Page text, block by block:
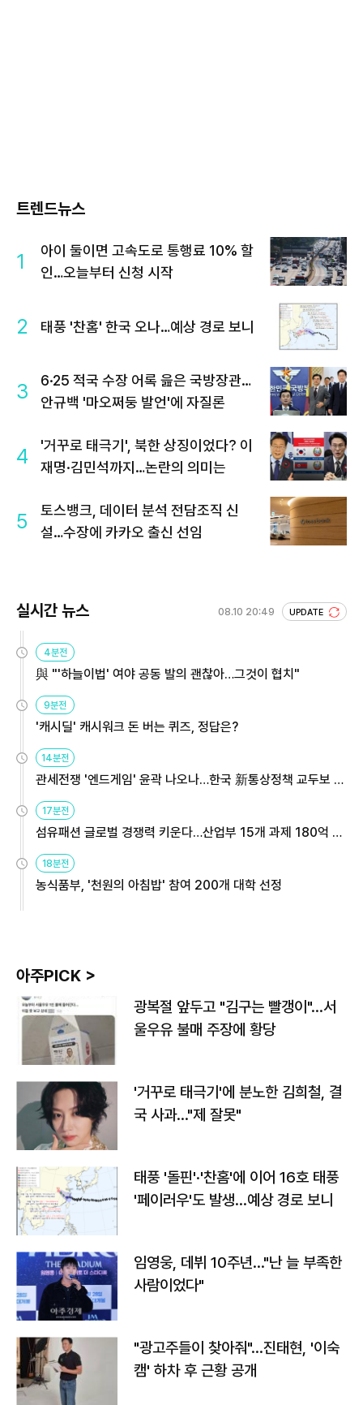
트렌드뉴스
1
아이 둘이면 고속도로 통행료 10% 할
인…오늘부터 신청 시작
2 태풍 '찬홈' 한국 오나…예상 경로 보니
3
6·25 적국 수장 어록 읊은 국방장관…
안규백 '마오쩌둥 발언'에 자질론
4
'거꾸로 태극기', 북한 상징이었다? 이
재명·김민석까지…논란의 의미는
5
토스뱅크, 데이터 분석 전담조직 신
설…수장에 카카오 출신 선임
실시간 뉴스 08.10 20:49 UPDATE
4분전
與 "'하늘이법' 여야 공동 발의 괜찮아…그것이 협치"
9분전
'캐시딜' 캐시워크 돈 버는 퀴즈, 정답은?
14분전
관세전쟁 '엔드게임' 윤곽 나오나…한국 新통상정책 교두보 활
용해야
17분전
섬유패션 글로벌 경쟁력 키운다…산업부 15개 과제 180억 지
원
18분전
농식품부, '천원의 아침밥' 참여 200개 대학 선정
아주PICK >
광복절 앞두고 "김구는 빨갱이"…서
울우유 불매 주장에 황당
'거꾸로 태극기'에 분노한 김희철, 결
국 사과…"제 잘못"
태풍 '돌핀'·'찬홈'에 이어 16호 태풍
'페이러우'도 발생…예상 경로 보니
임영웅, 데뷔 10주년…"난 늘 부족한
사람이었다"
"광고주들이 찾아줘"…진태현, '이숙
캠' 하차 후 근황 공개